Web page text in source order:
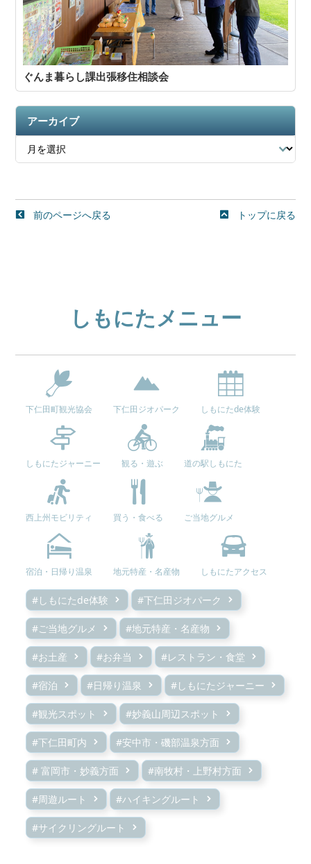
ぐんま暮らし課出張移住相談会
アーカイブ
前のページへ戻る トップに戻る
しもにたメニュー
下仁田町観光協会 下仁田ジオパーク しもにたde体験
しもにたジャーニー 観る・遊ぶ 道の駅しもにた
西上州モビリティ 買う・食べる ご当地グルメ
宿泊・日帰り温泉 地元特産・名産物 しもにたアクセス
#しもにたde体験 #下仁田ジオパーク
#ご当地グルメ #地元特産・名産物
#お土産 #お弁当 #レストラン・食堂
#宿泊 #日帰り温泉 #しもにたジャーニー
#観光スポット #妙義山周辺スポット
#下仁田町内 #安中市・磯部温泉方面
# 富岡市・妙義方面 #南牧村・上野村方面
#周遊ルート #ハイキングルート
#サイクリングルート